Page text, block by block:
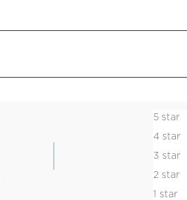
5 star
4 star
3 star
2 star
1 star